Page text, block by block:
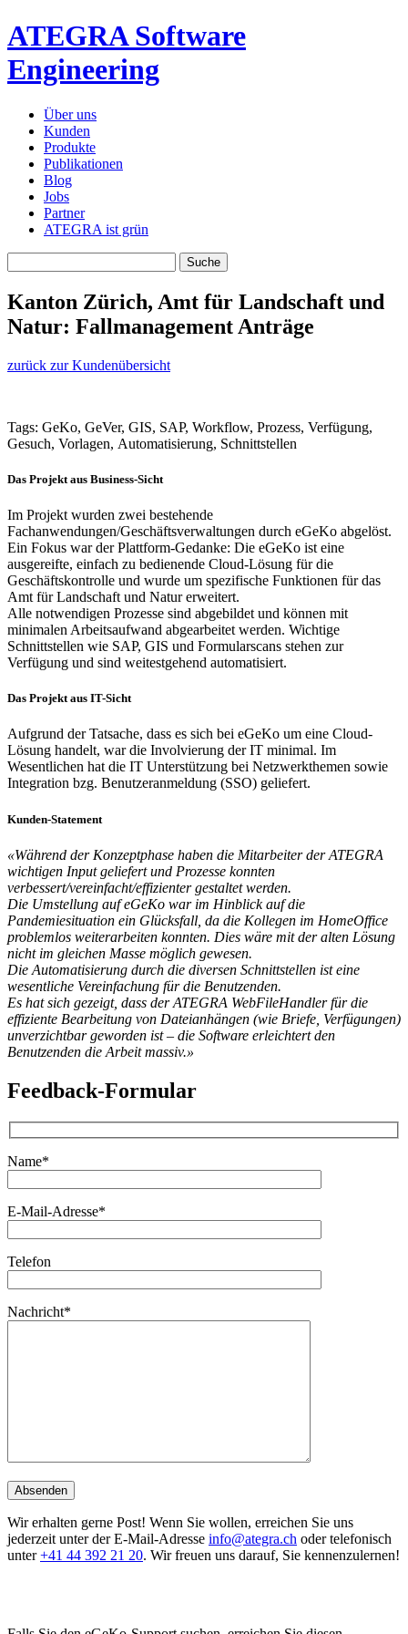
ATEGRA Software
Engineering
Über uns
Kunden
Produkte
Publikationen
Blog
Jobs
Partner
ATEGRA ist grün
Kanton Zürich, Amt für Landschaft und
Natur: Fallmanagement Anträge
zurück zur Kundenübersicht
Tags: GeKo, GeVer, GIS, SAP, Workflow, Prozess, Verfügung,
Gesuch, Vorlagen, Automatisierung, Schnittstellen
Das Projekt aus Business-Sicht
Im Projekt wurden zwei bestehende
Fachanwendungen/Geschäftsverwaltungen durch eGeKo abgelöst.
Ein Fokus war der Plattform-Gedanke: Die eGeKo ist eine
ausgereifte, einfach zu bedienende Cloud-Lösung für die
Geschäftskontrolle und wurde um spezifische Funktionen für das
Amt für Landschaft und Natur erweitert.
Alle notwendigen Prozesse sind abgebildet und können mit
minimalen Arbeitsaufwand abgearbeitet werden. Wichtige
Schnittstellen wie SAP, GIS und Formularscans stehen zur
Verfügung und sind weitestgehend automatisiert.
Das Projekt aus IT-Sicht
Aufgrund der Tatsache, dass es sich bei eGeKo um eine Cloud-
Lösung handelt, war die Involvierung der IT minimal. Im
Wesentlichen hat die IT Unterstützung bei Netzwerkthemen sowie
Integration bzg. Benutzeranmeldung (SSO) geliefert.
Kunden-Statement
«Während der Konzeptphase haben die Mitarbeiter der ATEGRA
wichtigen Input geliefert und Prozesse konnten
verbessert/vereinfacht/effizienter gestaltet werden.
Die Umstellung auf eGeKo war im Hinblick auf die
Pandemiesituation ein Glücksfall, da die Kollegen im HomeOffice
problemlos weiterarbeiten konnten. Dies wäre mit der alten Lösung
nicht im gleichen Masse möglich gewesen.
Die Automatisierung durch die diversen Schnittstellen ist eine
wesentliche Vereinfachung für die Benutzenden.
Es hat sich gezeigt, dass der ATEGRA WebFileHandler für die
effiziente Bearbeitung von Dateianhängen (wie Briefe, Verfügungen)
unverzichtbar geworden ist – die Software erleichtert den
Benutzenden die Arbeit massiv.»
Feedback-Formular
Name*
E-Mail-Adresse*
Telefon
Nachricht*
Wir erhalten gerne Post! Wenn Sie wollen, erreichen Sie uns
jederzeit unter der E-Mail-Adresse info@ategra.ch oder telefonisch
unter+41 44 392 21 20. Wir freuen uns darauf, Sie kennenzulernen!